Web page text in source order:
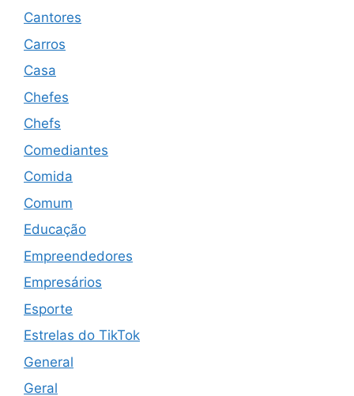
Cantores
Carros
Casa
Chefes
Chefs
Comediantes
Comida
Comum
Educação
Empreendedores
Empresários
Esporte
Estrelas do TikTok
General
Geral